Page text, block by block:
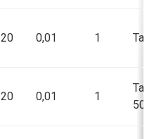
20 0,01 1
20 0,01 1
50,5